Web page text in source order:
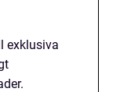
exklusiva